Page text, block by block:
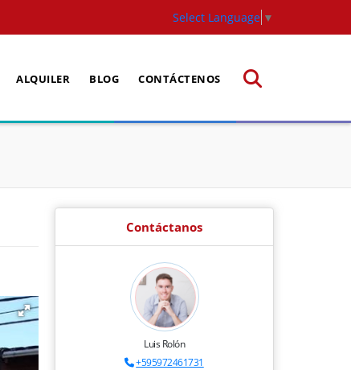
Select Language ▼
ALQUILER BLOG CONTÁCTENOS
Contáctanos
Luis Rolón
+595972461731